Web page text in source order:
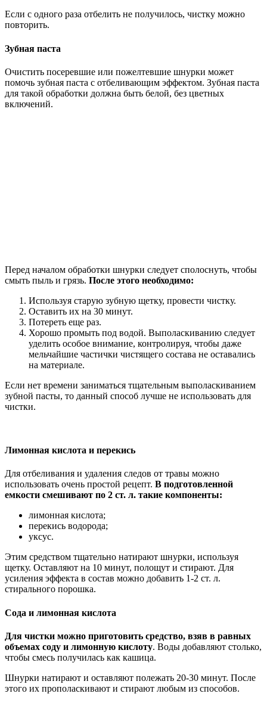
Если с одного раза отбелить не получилось, чистку можно
повторить.
Зубная паста
Очистить посеревшие или пожелтевшие шнурки может
помочь зубная паста с отбеливающим эффектом. Зубная паста
для такой обработки должна быть белой, без цветных
включений.
Перед началом обработки шнурки следует сполоснуть, чтобы
смыть пыль и грязь. После этого необходимо:
Используя старую зубную щетку, провести чистку.
Оставить их на 30 минут.
Потереть еще раз.
Хорошо промыть под водой. Выполаскиванию следует
уделить особое внимание, контролируя, чтобы даже
мельчайшие частички чистящего состава не оставались
на материале.
Если нет времени заниматься тщательным выполаскиванием
зубной пасты, то данный способ лучше не использовать для
чистки.
Лимонная кислота и перекись
Для отбеливания и удаления следов от травы можно
использовать очень простой рецепт. В подготовленной
емкости смешивают по 2 ст. л. такие компоненты:
лимонная кислота;
перекись водорода;
уксус.
Этим средством тщательно натирают шнурки, используя
щетку. Оставляют на 10 минут, полощут и стирают. Для
усиления эффекта в состав можно добавить 1-2 ст. л.
стирального порошка.
Сода и лимонная кислота
Для чистки можно приготовить средство, взяв в равных
объемах соду и лимонную кислоту. Воды добавляют столько,
чтобы смесь получилась как кашица.
Шнурки натирают и оставляют полежать 20-30 минут. После
этого их прополаскивают и стирают любым из способов.